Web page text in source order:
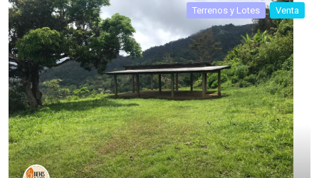
Terrenos y Lotes Venta